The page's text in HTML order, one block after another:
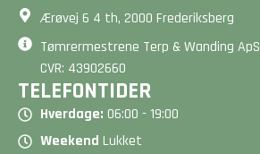
Ærøvej 6 4 th, 2000 Frederiksberg
Tømrermestrene Terp & Wanding ApS
CVR: 43902660
TELEFONTIDER
Hverdage: 06:00 - 19:00
Weekend Lukket